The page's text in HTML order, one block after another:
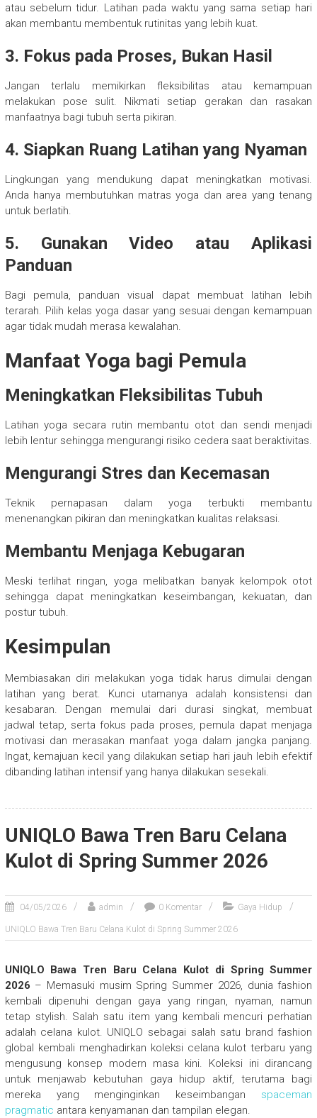
atau sebelum tidur. Latihan pada waktu yang sama setiap hari
akan membantu membentuk rutinitas yang lebih kuat.
3. Fokus pada Proses, Bukan Hasil
Jangan terlalu memikirkan fleksibilitas atau kemampuan
melakukan pose sulit. Nikmati setiap gerakan dan rasakan
manfaatnya bagi tubuh serta pikiran.
4. Siapkan Ruang Latihan yang Nyaman
Lingkungan yang mendukung dapat meningkatkan motivasi.
Anda hanya membutuhkan matras yoga dan area yang tenang
untuk berlatih.
5. Gunakan Video atau Aplikasi
Panduan
Bagi pemula, panduan visual dapat membuat latihan lebih
terarah. Pilih kelas yoga dasar yang sesuai dengan kemampuan
agar tidak mudah merasa kewalahan.
Manfaat Yoga bagi Pemula
Meningkatkan Fleksibilitas Tubuh
Latihan yoga secara rutin membantu otot dan sendi menjadi
lebih lentur sehingga mengurangi risiko cedera saat beraktivitas.
Mengurangi Stres dan Kecemasan
Teknik pernapasan dalam yoga terbukti membantu
menenangkan pikiran dan meningkatkan kualitas relaksasi.
Membantu Menjaga Kebugaran
Meski terlihat ringan, yoga melibatkan banyak kelompok otot
sehingga dapat meningkatkan keseimbangan, kekuatan, dan
postur tubuh.
Kesimpulan
Membiasakan diri melakukan yoga tidak harus dimulai dengan
latihan yang berat. Kunci utamanya adalah konsistensi dan
kesabaran. Dengan memulai dari durasi singkat, membuat
jadwal tetap, serta fokus pada proses, pemula dapat menjaga
motivasi dan merasakan manfaat yoga dalam jangka panjang.
Ingat, kemajuan kecil yang dilakukan setiap hari jauh lebih efektif
dibanding latihan intensif yang hanya dilakukan sesekali.
UNIQLO Bawa Tren Baru Celana
Kulot di Spring Summer 2026
04/05/2026 admin 0 Komentar Gaya Hidup
UNIQLO Bawa Tren Baru Celana Kulot di Spring Summer 2026
UNIQLO Bawa Tren Baru Celana Kulot di Spring Summer
2026 – Memasuki musim Spring Summer 2026, dunia fashion
kembali dipenuhi dengan gaya yang ringan, nyaman, namun
tetap stylish. Salah satu item yang kembali mencuri perhatian
adalah celana kulot. UNIQLO sebagai salah satu brand fashion
global kembali menghadirkan koleksi celana kulot terbaru yang
mengusung konsep modern masa kini. Koleksi ini dirancang
untuk menjawab kebutuhan gaya hidup aktif, terutama bagi
mereka yang menginginkan keseimbangan spaceman
pragmatic antara kenyamanan dan tampilan elegan.